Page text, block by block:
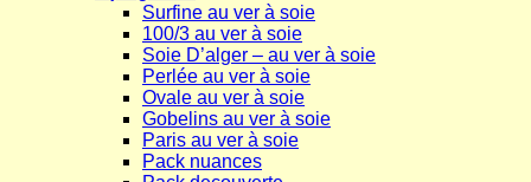
Surfine au ver à soie
100/3 au ver à soie
Soie D’alger – au ver à soie
Perlée au ver à soie
Ovale au ver à soie
Gobelins au ver à soie
Paris au ver à soie
Pack nuances